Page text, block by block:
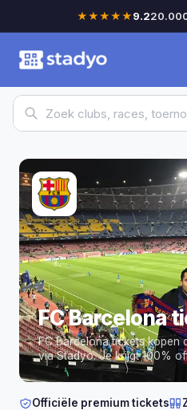
★★★★★9.2
FC Barcelona
FC Barcelona tickets kopen
via Stadyo.Je krijgt 100%
gegarandeerde zitplaatsen
Olímpic Lluís Companys
€ 99 per persoon.
Officiële premium tickets